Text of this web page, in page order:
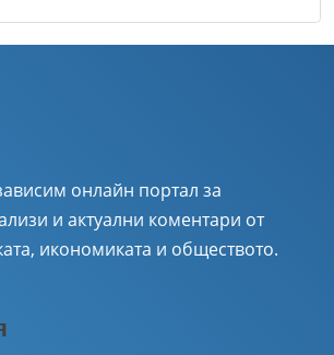
онлайн портал за
и актуални коментари от
икономиката и обществото.